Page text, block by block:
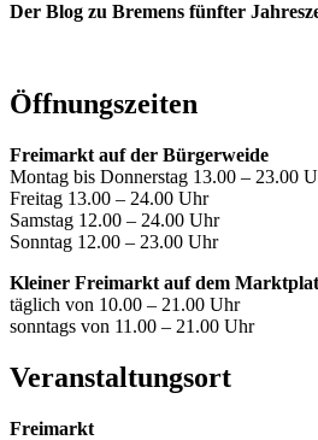
Der Blog zu Bremens fünfter
Öffnungszeiten
Freimarkt auf der Bürgerweide
Montag bis Donnerstag 13.00 – 23.00
Freitag 13.00 – 24.00 Uhr
Samstag 12.00 – 24.00 Uhr
Sonntag 12.00 – 23.00 Uhr
Kleiner Freimarkt auf dem
täglich von 10.00 – 21.00 Uhr
sonntags von 11.00 – 21.00 Uhr
Veranstaltungsort
Freimarkt